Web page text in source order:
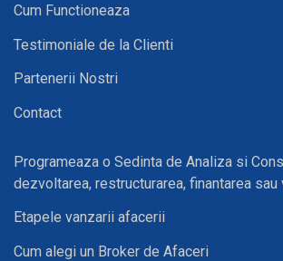
Cum Functioneaza
Testimoniale de la Clienti
Partenerii Nostri
Contact
Programeaza o Sedinta de Analiza si
dezvoltarea, restructurarea, finantarea
Etapele vanzarii afacerii
Cum alegi un Broker de Afaceri